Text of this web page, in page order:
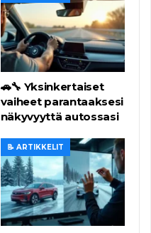
🚗🔧 Yksinkertaiset
vaiheet parantaaksesi
näkyvyyttä autossasi
📝 ARTIKKELIT